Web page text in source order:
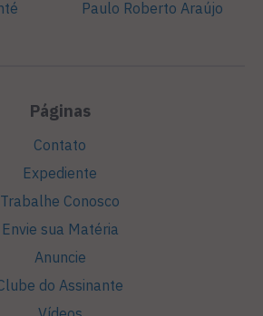
Paulo Roberto Araújo
Páginas
Contato
Expediente
Trabalhe Conosco
Envie sua Matéria
Anuncie
do Assinante